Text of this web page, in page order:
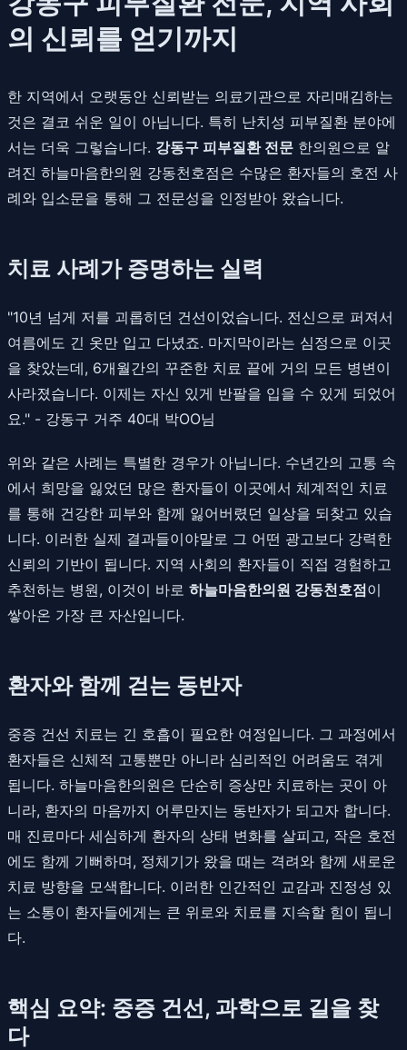
의 신뢰를 얻기까지
한 지역에서 오랫동안 신뢰받는 의료기관으로 자리매김하는
것은 결코 쉬운 일이 아닙니다. 특히 난치성 피부질환 분야에
서는 더욱 그렇습니다. 강동구 피부질환 전문 한의원으로 알
려진 하늘마음한의원 강동천호점은 수많은 환자들의 호전 사
례와 입소문을 통해 그 전문성을 인정받아 왔습니다.
치료 사례가 증명하는 실력
"10년 넘게 저를 괴롭히던 건선이었습니다. 전신으로 퍼져서
여름에도 긴 옷만 입고 다녔죠. 마지막이라는 심정으로 이곳
을 찾았는데, 6개월간의 꾸준한 치료 끝에 거의 모든 병변이
사라졌습니다. 이제는 자신 있게 반팔을 입을 수 있게 되었어
요." - 강동구 거주 40대 박OO님
위와 같은 사례는 특별한 경우가 아닙니다. 수년간의 고통 속
에서 희망을 잃었던 많은 환자들이 이곳에서 체계적인 치료
를 통해 건강한 피부와 함께 잃어버렸던 일상을 되찾고 있습
니다. 이러한 실제 결과들이야말로 그 어떤 광고보다 강력한
신뢰의 기반이 됩니다. 지역 사회의 환자들이 직접 경험하고
추천하는 병원, 이것이 바로 하늘마음한의원 강동천호점이
쌓아온 가장 큰 자산입니다.
환자와 함께 걷는 동반자
중증 건선 치료는 긴 호흡이 필요한 여정입니다. 그 과정에서
환자들은 신체적 고통뿐만 아니라 심리적인 어려움도 겪게
됩니다. 하늘마음한의원은 단순히 증상만 치료하는 곳이 아
니라, 환자의 마음까지 어루만지는 동반자가 되고자 합니다.
매 진료마다 세심하게 환자의 상태 변화를 살피고, 작은 호전
에도 함께 기뻐하며, 정체기가 왔을 때는 격려와 함께 새로운
치료 방향을 모색합니다. 이러한 인간적인 교감과 진정성 있
는 소통이 환자들에게는 큰 위로와 치료를 지속할 힘이 됩니
다.
핵심 요약: 중증 건선, 과학으로 길을 찾
다